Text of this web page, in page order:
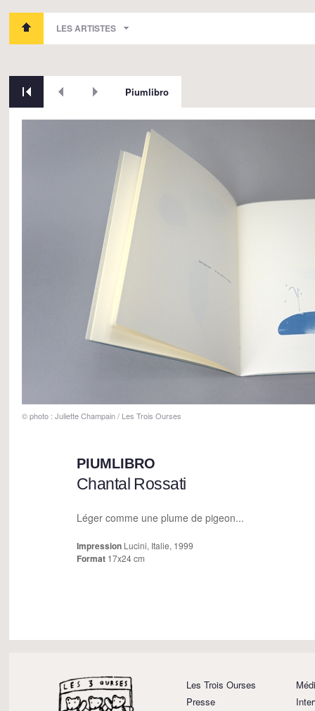
LES ARTISTES
Piumlibro
© photo : Juliette Champain / Les Trois Ourses
PIUMLIBRO
Chantal Rossati
Léger comme une plume de pigeon...
Impression Lucini, Italie, 1999
Format 17x24 cm
Les Trois Ourses
Presse